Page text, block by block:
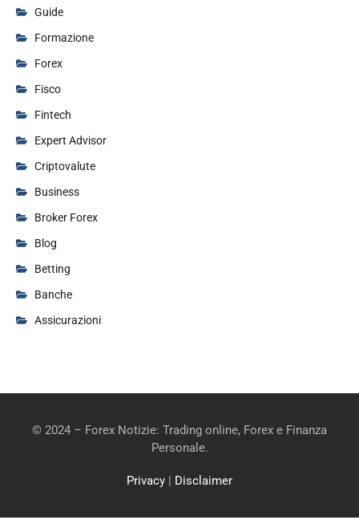
Guide
Formazione
Forex
Fisco
Fintech
Expert Advisor
Criptovalute
Business
Broker Forex
Blog
Betting
Banche
Assicurazioni
© 2024 – Forex Notizie: Trading online, Forex e Finanza
Personale.
Privacy | Disclaimer